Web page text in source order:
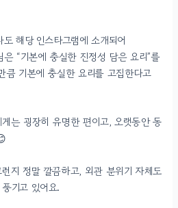
해당 인스타그램에 소개되어
“기본에 충실한 진정성 담은 요리”를
큼 기본에 충실한 요리를 고집한다고
는 굉장히 유명한 편이고, 오랫동안 동
지 정말 깔끔하고, 외관 분위기 자체도
기고 있어요.